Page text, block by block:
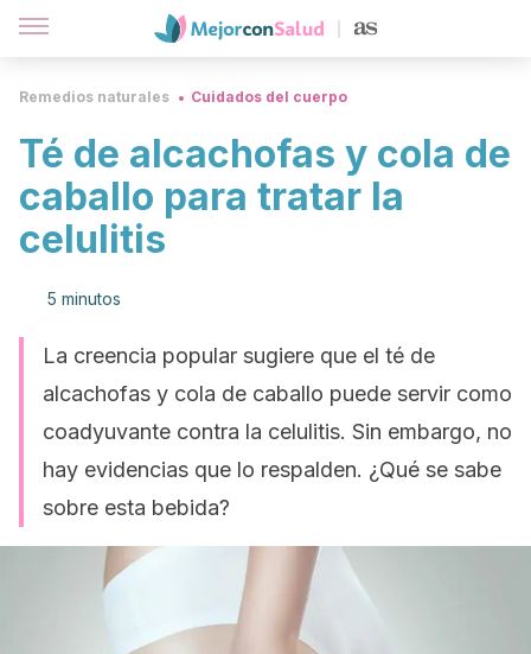
Remedios naturales Cuidados del cuerpo
Té de alcachofas y cola de
caballo para tratar la
celulitis
5 minutos
La creencia popular sugiere que el té de
alcachofas y cola de caballo puede servir como
coadyuvante contra la celulitis. Sin embargo, no
hay evidencias que lo respalden. ¿Qué se sabe
sobre esta bebida?